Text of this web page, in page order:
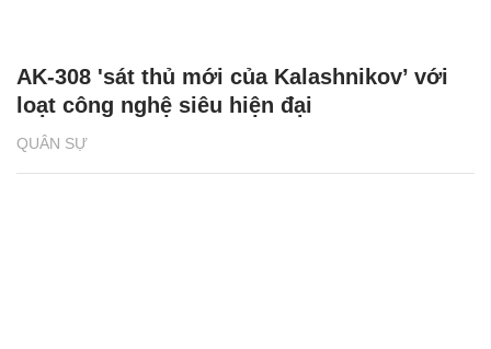
QUÂN SỰ
AK-308 'sát thủ mới của Kalashnikov’ với
loạt công nghệ siêu hiện đại